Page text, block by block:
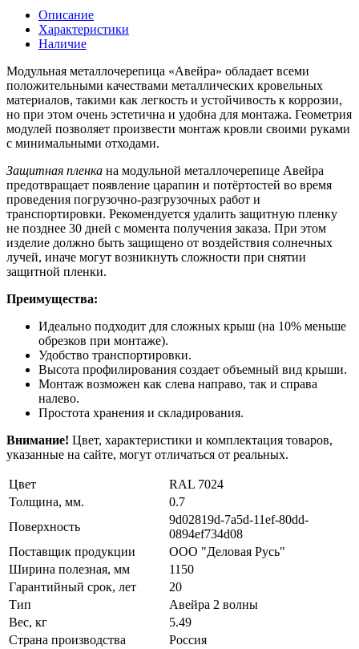
Описание
Характеристики
Наличие
Модульная металлочерепица «Авейра» обладает всеми
положительными качествами металлических кровельных
материалов, такими как легкость и устойчивость к коррозии,
но при этом очень эстетична и удобна для монтажа. Геометрия
модулей позволяет произвести монтаж кровли своими руками
с минимальными отходами.
Защитная пленка на модульной металлочерепице Авейра
предотвращает появление царапин и потёртостей во время
проведения погрузочно-разгрузочных работ и
транспортировки. Рекомендуется удалить защитную пленку
не позднее 30 дней с момента получения заказа. При этом
изделие должно быть защищено от воздействия солнечных
лучей, иначе могут возникнуть сложности при снятии
защитной пленки.
Преимущества:
Идеально подходит для сложных крыш (на 10% меньше
обрезков при монтаже).
Удобство транспортировки.
Высота профилирования создает объемный вид крыши.
Монтаж возможен как слева направо, так и справа
налево.
Простота хранения и складирования.
Внимание! Цвет, характеристики и комплектация товаров,
указанные на сайте, могут отличаться от реальных.
Цвет
RAL 7024
Толщина, мм.
0.7
Поверхность
9d02819d-7a5d-11ef-80dd-
0894ef734d08
Поставщик продукции
ООО "Деловая Русь"
Ширина полезная, мм
1150
Гарантийный срок, лет
20
Тип
Авейра 2 волны
Вес, кг
5.49
Страна производства
Россия